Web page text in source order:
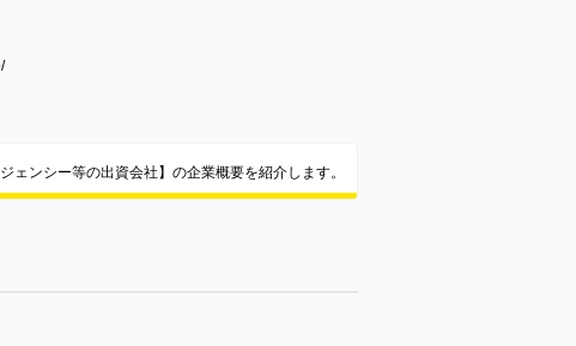
ンシー等の出資会社】の企業概要を紹介します。